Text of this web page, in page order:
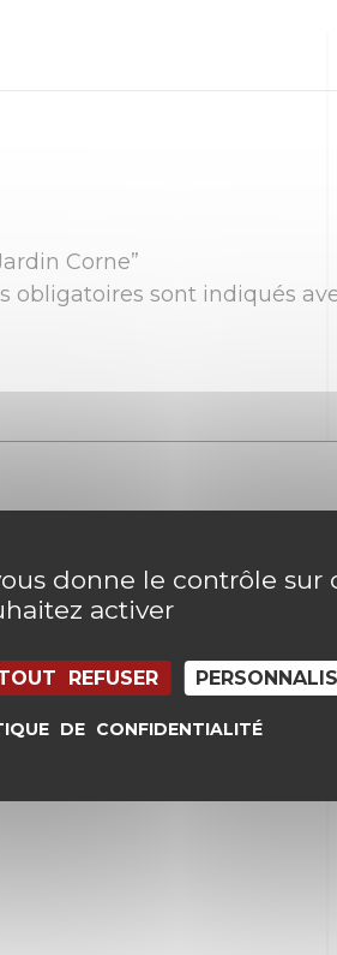
Corne”
obligatoires sont indiqués
le navigateur pour mon
donne le contrôle sur
activer
REFUSER
DE CONFIDENTIALITÉ